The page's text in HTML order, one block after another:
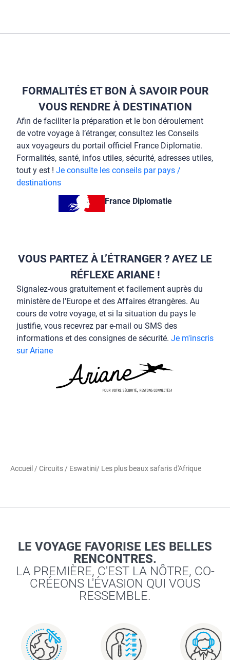
FORMALITÉS ET BON À SAVOIR POUR
VOUS RENDRE À DESTINATION
Afin de faciliter la préparation et le bon déroulement
de votre voyage à l’étranger, consultez les Conseils
aux voyageurs du portail officiel France Diplomatie.
Formalités, santé, infos utiles, sécurité, adresses utiles,
tout y est ! Je consulte les conseils par pays /
destinations
France Diplomatie
VOUS PARTEZ À L’ÉTRANGER ? AYEZ LE
RÉFLEXE ARIANE !
Signalez-vous gratuitement et facilement auprès du
ministère de l'Europe et des Affaires étrangères. Au
cours de votre voyage, et si la situation du pays le
justifie, vous recevrez par e-mail ou SMS des
informations et des consignes de sécurité. Je m'inscris
sur Ariane
Accueil /Circuits / Eswatini/ Les plus beaux safaris d'Afrique
LE VOYAGE FAVORISE LES BELLES
RENCONTRES.
LA PREMIÈRE, C'EST LA NÔTRE, CO-
CRÉEONS L'ÉVASION QUI VOUS
RESSEMBLE.